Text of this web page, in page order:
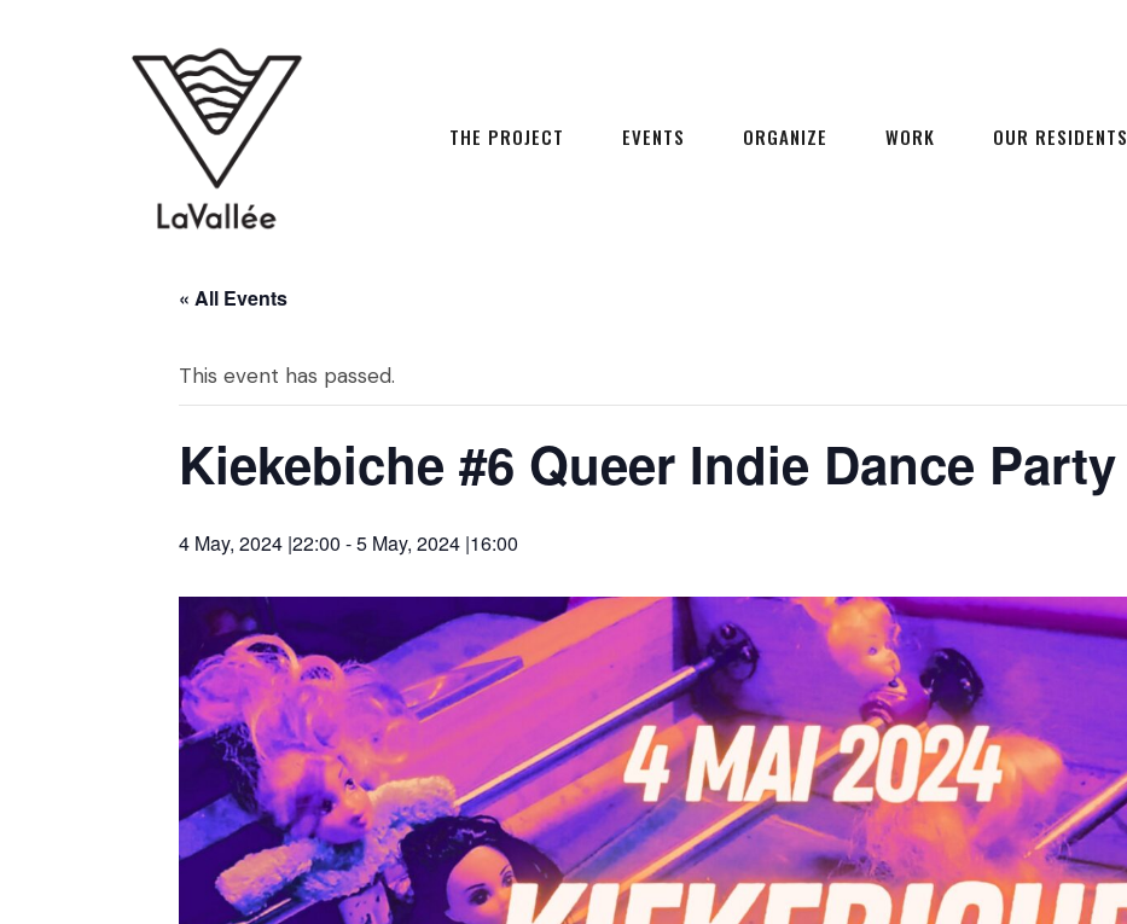
THE PROJECT EVENTS ORGANIZE WORK OUR RESIDENTS
« All Events
This event has passed.
Kiekebiche #6 Queer Indie Dance Party
4 May, 2024 |22:00 -5 May, 2024 |16:00